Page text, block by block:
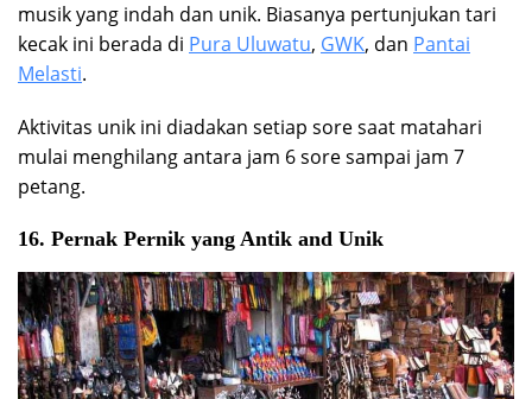
musik yang indah dan unik. Biasanya pertunjukan tari
kecak ini berada di Pura Uluwatu, GWK, dan Pantai
Melasti.
Aktivitas unik ini diadakan setiap sore saat matahari
mulai menghilang antara jam 6 sore sampai jam 7
petang.
16. Pernak Pernik yang Antik and Unik